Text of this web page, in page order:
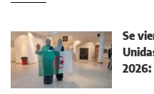
Se
2026: